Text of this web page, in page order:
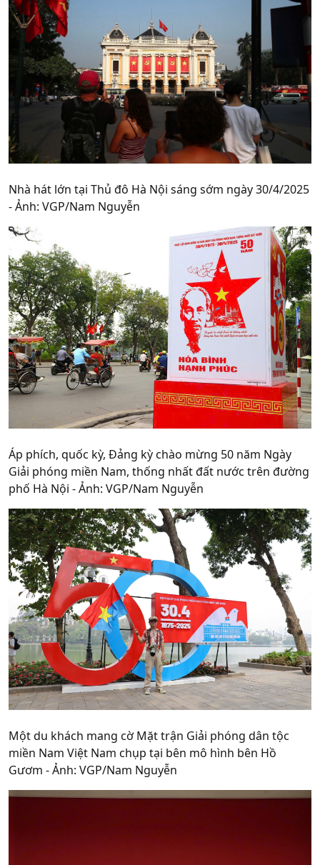
Nhà hát lớn tại Thủ đô Hà Nội sáng sớm ngày 30/4/2025
- Ảnh: VGP/Nam Nguyễn
Áp phích, quốc kỳ, Đảng kỳ chào mừng 50 năm Ngày
Giải phóng miền Nam, thống nhất đất nước trên đường
phố Hà Nội - Ảnh: VGP/Nam Nguyễn
Một du khách mang cờ Mặt trận Giải phóng dân tộc
miền Nam Việt Nam chụp tại bên mô hình bên Hồ
Gươm - Ảnh: VGP/Nam Nguyễn